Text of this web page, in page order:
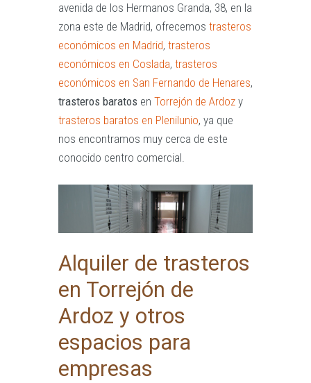
avenida de los Hermanos Granda, 38, en la
zona este de Madrid, ofrecemos trasteros
económicos en Madrid, trasteros
económicos en Coslada, trasteros
económicos en San Fernando de Henares,
trasteros baratos en Torrejón de Ardoz y
trasteros baratos en Plenilunio, ya que
nos encontramos muy cerca de este
conocido centro comercial.
Alquiler de trasteros
en Torrejón de
Ardoz y otros
espacios para
empresas